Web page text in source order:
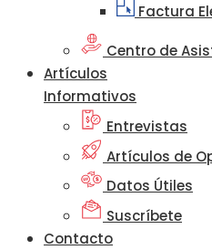
Factura
Centro de
Artículos
Informativos
Entrevistas
Artículos de
Datos Útiles
Suscríbete
Contacto